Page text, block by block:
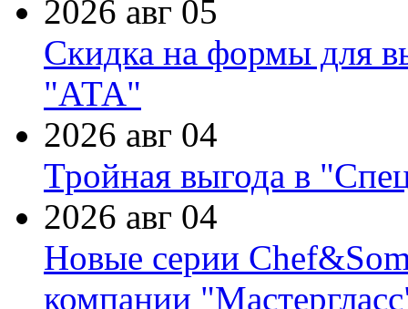
2026 авг 05
Скидка на формы для
"АТА"
2026 авг 04
Тройная выгода в
2026 авг 04
Новые серии
компании